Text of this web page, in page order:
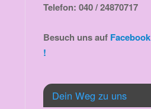
Telefon: 040 / 24870717
Besuch uns auf Facebook
!
Dein Weg zu uns